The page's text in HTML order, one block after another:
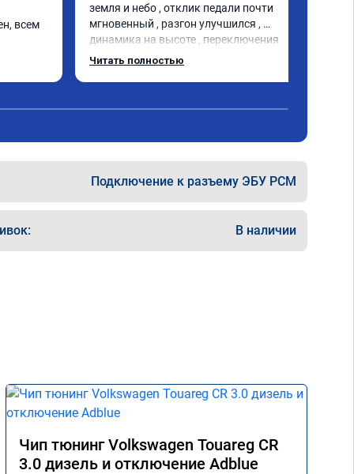
всем
был
земля и небо , отклик педали почти
мгновенный , разгон улучшился ,
динамика на высоте , переключения
коробки мягче , ребят от души благодарю
Читать полностью
Подключение к разъему ЭБУ PCM
В наличии
Чип тюнинг Volkswagen Touareg CR
3.0 дизель и отключение Adblue